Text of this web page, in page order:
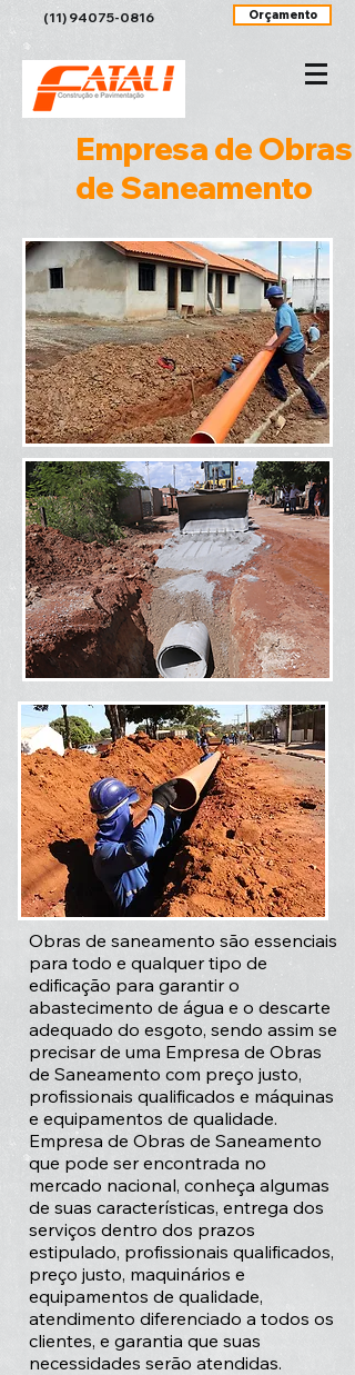
(11) 94075-0816 Orçamento
Empresa de Obras
de Saneamento
Obras de saneamento são essenciais
para todo e qualquer tipo de
edificação para garantir o
abastecimento de água e o descarte
adequado do esgoto, sendo assim se
precisar de uma Empresa de Obras
de Saneamento com preço justo,
profissionais qualificados e máquinas
e equipamentos de qualidade.
Empresa de Obras de Saneamento
que pode ser encontrada no
mercado nacional, conheça algumas
de suas características, entrega dos
serviços dentro dos prazos
estipulado, profissionais qualificados,
preço justo, maquinários e
equipamentos de qualidade,
atendimento diferenciado a todos os
clientes, e garantia que suas
necessidades serão atendidas.